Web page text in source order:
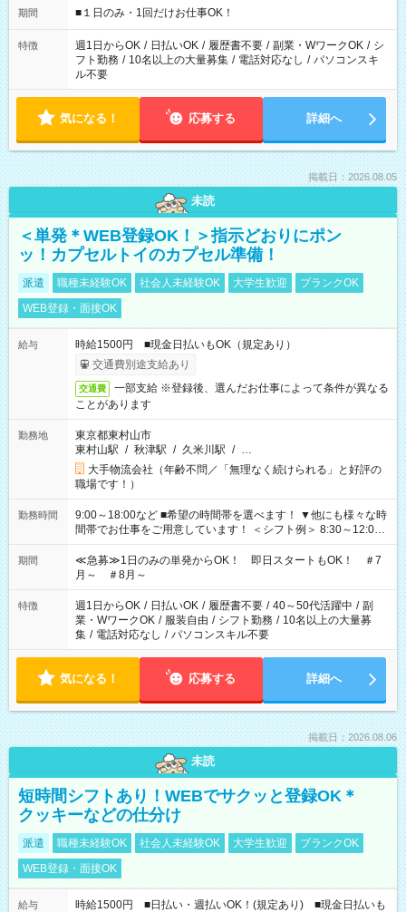
げるお仕事も！ ご希望のお時間に合わせてご紹介！ ※シフトは
ください！
期間 ■１日のみ・1回だけお仕事OK！
特徴 週1日からOK / 日払いOK / 履歴書不要 / 副業・WワークOK / シ
フト勤務 / 10名以上の大量募集 / 電話対応なし / パソコンスキ
ル不要
気になる！ 応募する 詳細へ
掲載日：2026.08.05
未読
＜単発＊WEB登録OK！＞指示どおりにポン
ッ！カプセルトイのカプセル準備！
派遣 職種未経験OK 社会人未経験OK 大学生歓迎
ブランクOK
WEB登録・面接OK
給与
時給1500円 ■現金日払いもOK（規定あり）
交通費別途支給あり
交通費
一部支給 ※登録後、選んだお仕事によって条件が異なる
ことがあります
勤務地
東京都東村山市
東村山駅 / 秋津駅 / 久米川駅 / …
大手物流会社（年齢不問／「無理なく続けられる」と好評の
職場です！）
勤務時間
9:00～18:00など ■希望の時間帯を選べます！ ▼他にも様々な時
間帯でお仕事をご用意しています！ ＜シフト例＞ 8:30～12:00
17:00～22:00 13:00～22:00 22:00～翌6:00 など
期間
≪急募≫1日のみの単発からOK！ 即日スタートもOK！ ＃7
月～ ＃8月～
特徴 週1日からOK / 日払いOK / 履歴書不要 / 40～50代活躍中 / 副
業・WワークOK / 服装自由 / シフト勤務 / 10名以上の大量募
集 / 電話対応なし / パソコンスキル不要
気になる！ 応募する 詳細へ
掲載日：2026.08.06
未読
短時間シフトあり！WEBでサクッと登録OK＊
クッキーなどの仕分け
派遣 職種未経験OK 社会人未経験OK 大学生歓迎
ブランクOK
WEB登録・面接OK
給与
時給1500円 ■日払い・週払いOK！(規定あり) ■現金日払いも